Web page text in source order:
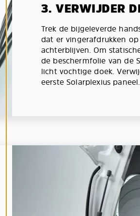
3. VERWIJDER
Trek de bijgeleverde
dat er vingerafdrukken
achterblijven. Om
de beschermfolie van de
licht vochtige doek.
eerste Solarplexius paneel.